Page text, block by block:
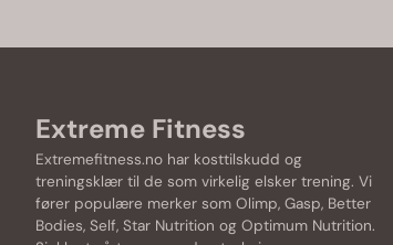
Extreme Fitness
Extremefitness.no har kosttilskudd og
treningsklær til de som virkelig elsker trening. Vi
fører populære merker som Olimp, Gasp, Better
Bodies, Self, Star Nutrition og Optimum Nutrition.